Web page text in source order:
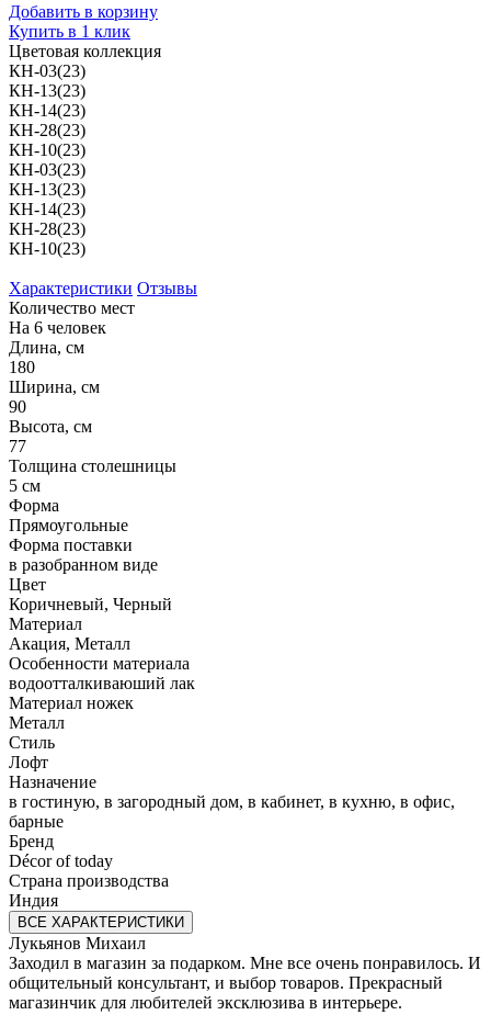
Добавить в корзину
Купить в 1 клик
Цветовая коллекция
КН-03(23)
КН-13(23)
КН-14(23)
КН-28(23)
КН-10(23)
КН-03(23)
КН-13(23)
КН-14(23)
КН-28(23)
КН-10(23)
Характеристики Отзывы
Количество мест
На 6 человек
Длина, см
180
Ширина, см
90
Высота, см
77
Толщина столешницы
5 см
Форма
Прямоугольные
Форма поставки
в разобранном виде
Цвет
Коричневый, Черный
Материал
Акация, Металл
Особенности материала
водоотталкиваюший лак
Материал ножек
Металл
Стиль
Лофт
Назначение
в гостиную, в загородный дом, в кабинет, в кухню, в офис,
барные
Бренд
Décor of today
Страна производства
Индия
ВСЕ ХАРАКТЕРИСТИКИ
Лукьянов Михаил
Заходил в магазин за подарком. Мне все очень понравилось. И
общительный консультант, и выбор товаров. Прекрасный
магазинчик для любителей эксклюзива в интерьере.